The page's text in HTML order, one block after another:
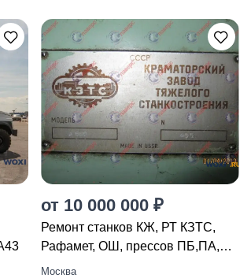
от 10 000 000 ₽
Ремонт станков КЖ, РТ КЗТС,
Рафамет, ОШ, прессов ПБ,ПА,
ПО, домкратов
Москва